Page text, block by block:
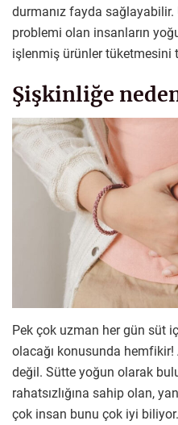
durmanız fayda
problemi olan insanların
işlenmiş ürünler tüketmesini
Şişkinliğe
Pek çok uzman her gün süt
olacağı konusunda
değil. Sütte yoğun olarak
rahatsızlığına sahip olan,
çok insan bunu çok iyi